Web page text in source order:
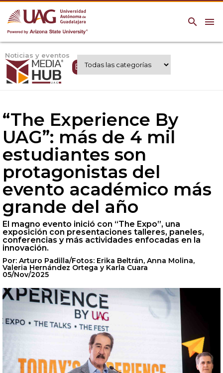
menu
search
Noticias y eventos
Expertos UAG
“The Experience By
UAG”: más de 4 mil
estudiantes son
protagonistas del
evento académico más
grande del año
El magno evento inició con “The Expo”, una
exposición con presentaciones talleres, paneles,
conferencias y más actividades enfocadas en la
innovación.
Por: Arturo Padilla/Fotos: Erika Beltrán, Anna Molina,
Valeria Hernández Ortega y Karla Cuara
05/Nov/2025